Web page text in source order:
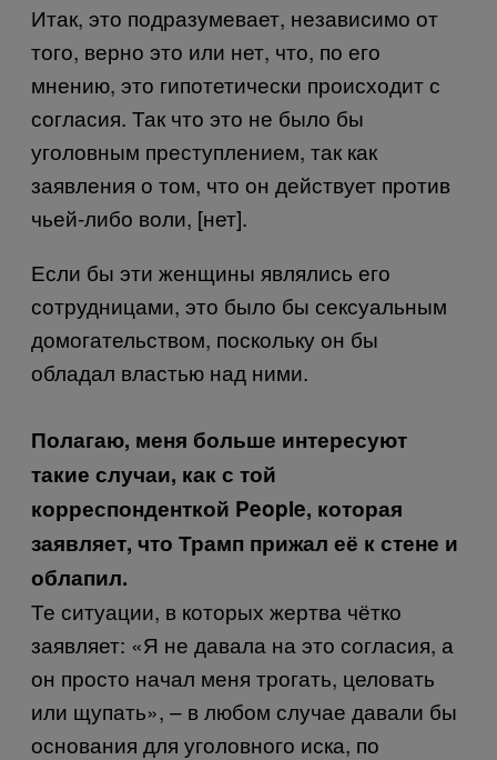
Итак, это подразумевает, независимо от
того, верно это или нет, что, по его
мнению, это гипотетически происходит с
согласия. Так что это не было бы
уголовным преступлением, так как
заявления о том, что он действует против
чьей-либо воли, [нет].
Если бы эти женщины являлись его
сотрудницами, это было бы сексуальным
домогательством, поскольку он бы
обладал властью над ними.
Полагаю, меня больше интересуют
такие случаи, как с той
корреспонденткой People, которая
заявляет, что Трамп прижал её к стене и
облапил.
Те ситуации, в которых жертва чётко
заявляет: «Я не давала на это согласия, а
он просто начал меня трогать, целовать
или щупать», – в любом случае давали бы
основания для уголовного иска, по